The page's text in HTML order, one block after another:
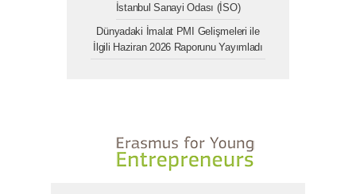
İstanbul Sanayi Odası (İSO)
Dünyadaki İmalat PMI Gelişmeleri ile
İlgili Haziran 2026 Raporunu Yayımladı